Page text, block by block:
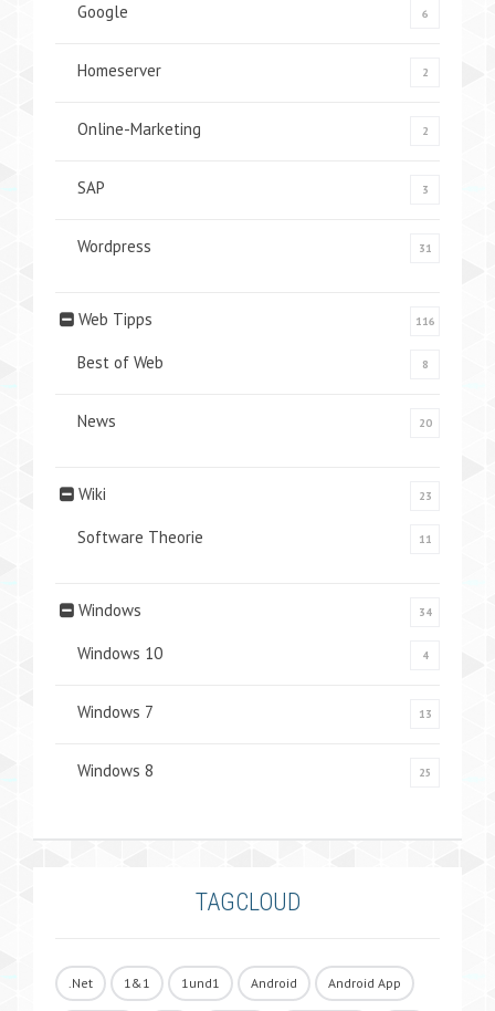
Google 6
Homeserver 2
Online-Marketing 2
SAP 3
Wordpress 31
Web Tipps 116
Best of Web 8
News 20
Wiki 23
Software Theorie 11
Windows 34
Windows 10 4
Windows 7 13
Windows 8 25
TAGCLOUD
.Net 1&1 1und1 Android Android App